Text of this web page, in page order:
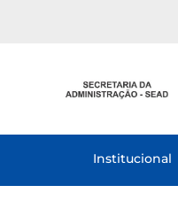
Institucional